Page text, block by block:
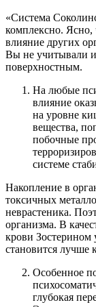
«Система
комплексно. Ясно,
влияние других
Вы не учитывали
поверхностным.
На любые
влияние
на уровне
вещества,
побочные
системе
Накопление в
токсичных
неврастеника.
организма. В
крови Зостерином
становится лучше
Особенное
глубокая